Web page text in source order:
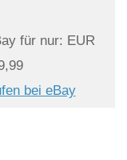
für nur: EUR
bei eBay